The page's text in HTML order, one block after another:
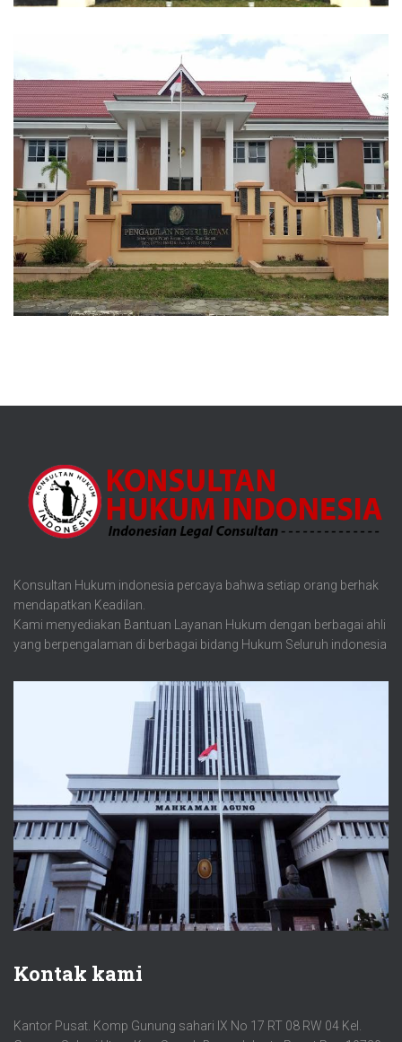
Konsultan Hukum indonesia percaya bahwa setiap orang berhak
mendapatkan Keadilan.
Kami menyediakan Bantuan Layanan Hukum dengan berbagai ahli
yang berpengalaman di berbagai bidang Hukum Seluruh indonesia
Kontak kami
Kantor Pusat. Komp Gunung sahari IX No 17 RT 08 RW 04 Kel.